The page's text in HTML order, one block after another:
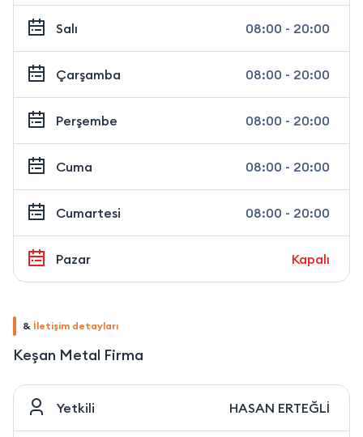
Salı 08:00 - 20:00
Çarşamba 08:00 - 20:00
Perşembe 08:00 - 20:00
Cuma 08:00 - 20:00
Cumartesi 08:00 - 20:00
Pazar Kapalı
& İletişim detayları
Keşan Metal Firma
Yetkili HASAN ERTEĞLİ